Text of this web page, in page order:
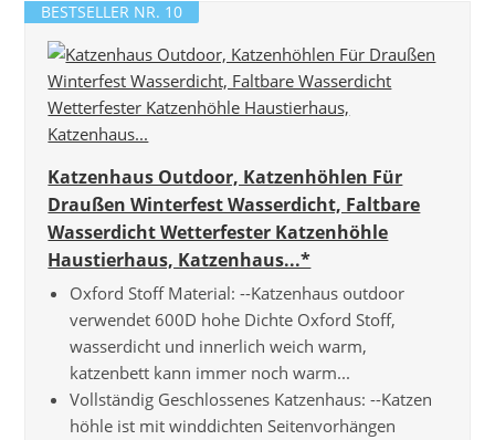
BESTSELLER NR. 10
Katzenhaus Outdoor, Katzenhöhlen Für
Draußen Winterfest Wasserdicht, Faltbare
Wasserdicht Wetterfester Katzenhöhle
Haustierhaus, Katzenhaus...*
Oxford Stoff Material: --Katzenhaus outdoor
verwendet 600D hohe Dichte Oxford Stoff,
wasserdicht und innerlich weich warm,
katzenbett kann immer noch warm...
Vollständig Geschlossenes Katzenhaus: --Katzen
höhle ist mit winddichten Seitenvorhängen